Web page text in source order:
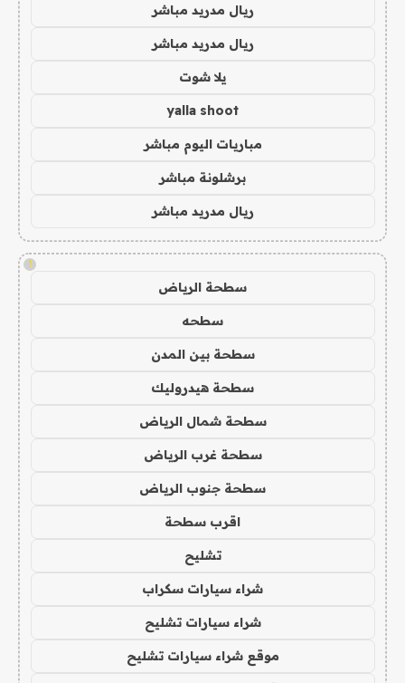
ريال مدريد مباشر
ريال مدريد مباشر
يلا شوت
yalla shoot
مباريات اليوم مباشر
برشلونة مباشر
ريال مدريد مباشر
!
سطحة الرياض
سطحه
سطحة بين المدن
سطحة هيدروليك
سطحة شمال الرياض
سطحة غرب الرياض
سطحة جنوب الرياض
اقرب سطحة
تشليح
شراء سيارات سكراب
شراء سيارات تشليح
موقع شراء سيارات تشليح